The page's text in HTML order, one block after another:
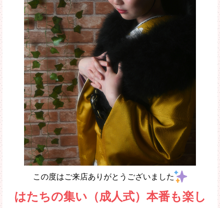
この度はご来店ありがとうございました
はたちの集い（成人式）本番も楽し